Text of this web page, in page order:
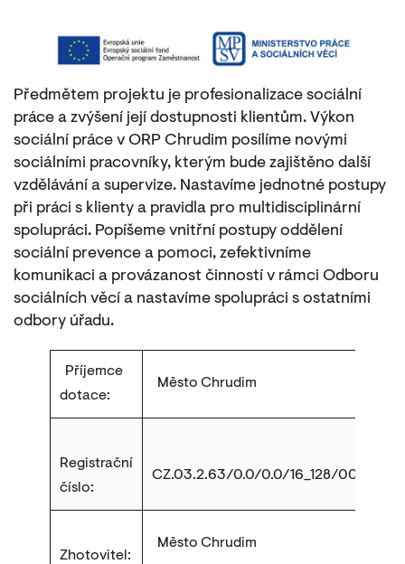
Předmětem projektu je profesionalizace sociální
práce a zvýšení její dostupnosti klientům. Výkon
sociální práce v ORP Chrudim posílíme novými
sociálními pracovníky, kterým bude zajištěno další
vzdělávání a supervize. Nastavíme jednotné postupy
při práci s klienty a pravidla pro multidisciplinární
spolupráci. Popíšeme vnitřní postupy oddělení
sociální prevence a pomoci, zefektivníme
komunikaci a provázanost činností v rámci Odboru
sociálních věcí a nastavíme spolupráci s ostatními
odbory úřadu.
Příjemce
dotace:
Město Chrudim
Registrační
číslo:
CZ.03.2.63/0.0/0.0/16_128/0006196
Zhotovitel:
Město Chrudim